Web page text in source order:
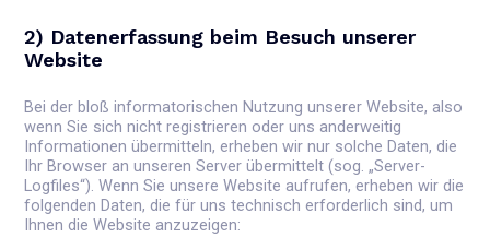
2) Datenerfassung beim Besuch unserer
Website
Bei der bloß informatorischen Nutzung unserer Website, also
wenn Sie sich nicht registrieren oder uns anderweitig
Informationen übermitteln, erheben wir nur solche Daten, die
Ihr Browser an unseren Server übermittelt (sog. „Server-
Logfiles“). Wenn Sie unsere Website aufrufen, erheben wir die
folgenden Daten, die für uns technisch erforderlich sind, um
Ihnen die Website anzuzeigen: